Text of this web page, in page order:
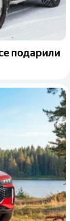
подарили